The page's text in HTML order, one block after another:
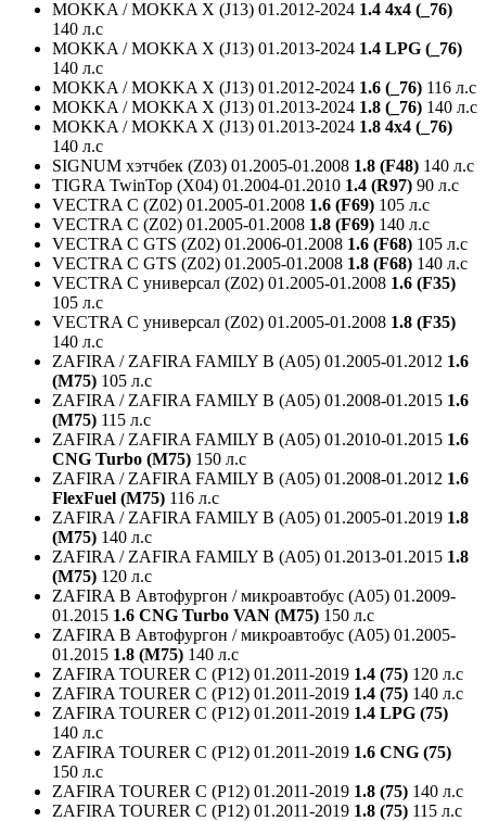
MOKKA / MOKKA X (J13) 01.2012-2024 1.4 4x4 (_76)
140 л.с
MOKKA / MOKKA X (J13) 01.2013-2024 1.4 LPG (_76)
140 л.с
MOKKA / MOKKA X (J13) 01.2012-2024 1.6 (_76) 116 л.с
MOKKA / MOKKA X (J13) 01.2013-2024 1.8 (_76) 140 л.с
MOKKA / MOKKA X (J13) 01.2013-2024 1.8 4x4 (_76)
140 л.с
SIGNUM хэтчбек (Z03) 01.2005-01.2008 1.8 (F48) 140 л.с
TIGRA TwinTop (X04) 01.2004-01.2010 1.4 (R97) 90 л.с
VECTRA C (Z02) 01.2005-01.2008 1.6 (F69) 105 л.с
VECTRA C (Z02) 01.2005-01.2008 1.8 (F69) 140 л.с
VECTRA C GTS (Z02) 01.2006-01.2008 1.6 (F68) 105 л.с
VECTRA C GTS (Z02) 01.2005-01.2008 1.8 (F68) 140 л.с
VECTRA C универсал (Z02) 01.2005-01.2008 1.6 (F35)
105 л.с
VECTRA C универсал (Z02) 01.2005-01.2008 1.8 (F35)
140 л.с
ZAFIRA / ZAFIRA FAMILY B (A05) 01.2005-01.2012 1.6
(M75) 105 л.с
ZAFIRA / ZAFIRA FAMILY B (A05) 01.2008-01.2015 1.6
(M75) 115 л.с
ZAFIRA / ZAFIRA FAMILY B (A05) 01.2010-01.2015 1.6
CNG Turbo (M75) 150 л.с
ZAFIRA / ZAFIRA FAMILY B (A05) 01.2008-01.2012 1.6
FlexFuel (M75) 116 л.с
ZAFIRA / ZAFIRA FAMILY B (A05) 01.2005-01.2019 1.8
(M75) 140 л.с
ZAFIRA / ZAFIRA FAMILY B (A05) 01.2013-01.2015 1.8
(M75) 120 л.с
ZAFIRA B Автофургон / микроавтобус (A05) 01.2009-
01.2015 1.6 CNG Turbo VAN (M75) 150 л.с
ZAFIRA B Автофургон / микроавтобус (A05) 01.2005-
01.2015 1.8 (M75) 140 л.с
ZAFIRA TOURER C (P12) 01.2011-2019 1.4 (75) 120 л.с
ZAFIRA TOURER C (P12) 01.2011-2019 1.4 (75) 140 л.с
ZAFIRA TOURER C (P12) 01.2011-2019 1.4 LPG (75)
140 л.с
ZAFIRA TOURER C (P12) 01.2011-2019 1.6 CNG (75)
150 л.с
ZAFIRA TOURER C (P12) 01.2011-2019 1.8 (75) 140 л.с
ZAFIRA TOURER C (P12) 01.2011-2019 1.8 (75) 115 л.с